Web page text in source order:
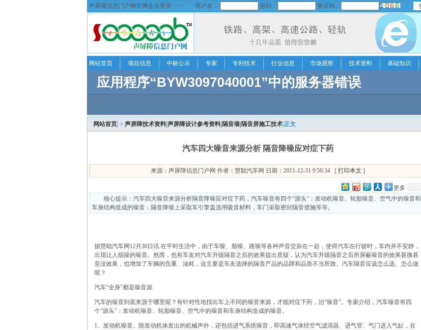
声屏障信息门户网官网会员登录 >>> 用户名： 密码： 验证码：
网站首页 项目信息 中标公示 专家 专利技术 行业信息 市场观察 技术资料 基础知识
网站首页 | > 声屏障技术资料|声屏障设计参考资料|隔音墙|隔音屏施工技术 |正文
汽车四大噪音来源分析 隔音降噪应对症下药
来源：声屏障信息门户网 作者：慧聪汽车网 日期：2011-12-31 9:50:34 [ 打印本文 ]
更多
核心提示：汽车四大噪音来源分析隔音降噪应对症下药，汽车噪音有四个“源头”：发动机噪音、轮胎噪音、空气中的噪音和
车身结构造成的噪音；隔音降噪上采取车引擎盖选用吸音材料，车门采取密封隔音措施等等。
据慧聪汽车网12月30日讯 在平时生活中，由于车噪、胎噪、路噪等各种声音交杂在一起，使得汽车在行驶时，车内并不安静，
出现让人烦躁的噪音。然而，也有车友对汽车升级隔音之后的效果提出质疑，认为汽车升级隔音之后所屏蔽噪音的效果甚微甚
至没效果，也增加了车辆的负重、油耗，这主要是车友选择的隔音产品的品牌和品质不当所致。汽车隔音应该怎么选、怎么做
呢？
汽车“全身”都是噪音源
汽车的噪音到底来源于哪里呢？有针对性地找出车上不同的噪音来源，才能对症下药，治“噪音”。专家介绍，汽车噪音有四
个“源头”：发动机噪音、轮胎噪音、空气中的噪音和车身结构造成的噪音。
1、发动机噪音。除发动机体发出的机械声外，还包括进气系统噪音，即高速气体经空气滤清器、进气管、气门进入气缸，在